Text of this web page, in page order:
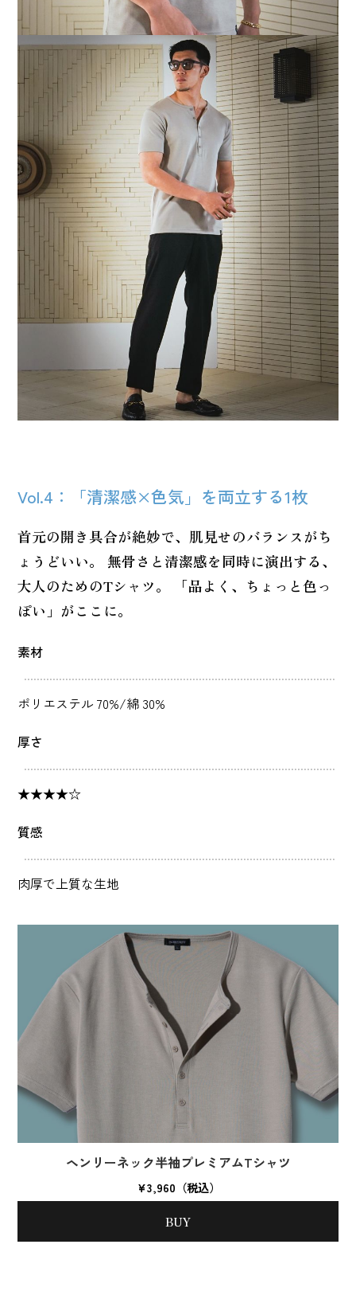
Vol.4：「清潔感×色気」を両立する1枚
首元の開き具合が絶妙で、肌見せのバランスがち
ょうどいい。 無骨さと清潔感を同時に演出する、
大人のためのTシャツ。 「品よく、ちょっと色っ
ぽい」がここに。
素材
ポリエステル 70%/綿 30%
厚さ
★★★★☆
質感
肉厚で上質な生地
ヘンリーネック半袖プレミアムTシャツ
¥3,960（税込）
BUY